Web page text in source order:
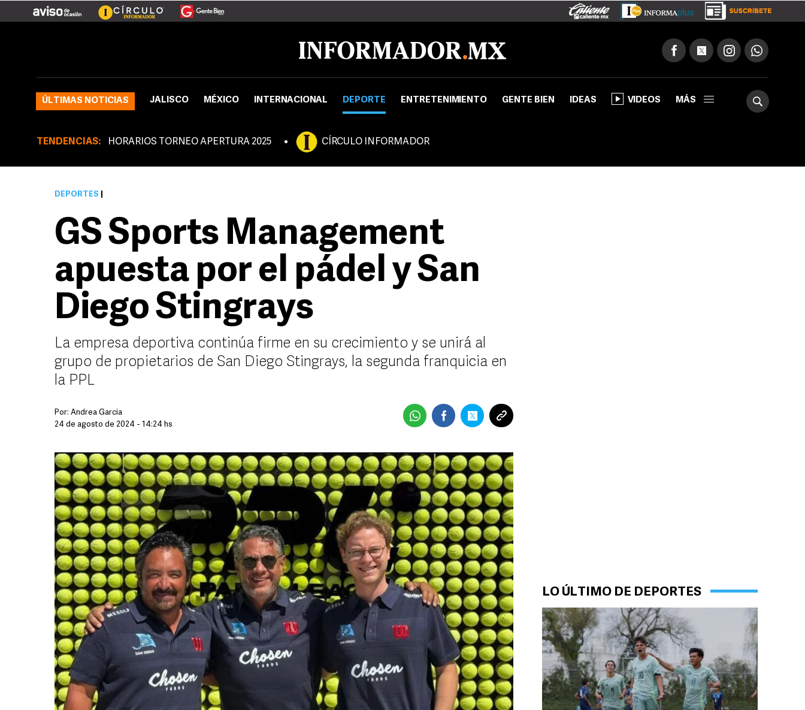
ÚLTIMAS NOTICIAS JALISCO MÉXICO INTERNACIONAL DEPORTE ENTRETENIMIENTO GENTE BIEN IDEAS VIDEOS MÁS
TENDENCIAS: HORARIOS TORNEO APERTURA 2025 CÍRCULO INFORMADOR
LO ÚLTIMO DE DEPORTES
DEPORTES
GS Sports Management
apuesta por el pádel y San
Diego Stingrays
La empresa deportiva continúa firme en su crecimiento y se unirá al
grupo de propietarios de San Diego Stingrays, la segunda franquicia en
la PPL
Por: Andrea Garcia
24 de agosto de 2024 - 14:24 hs